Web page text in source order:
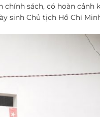
sách, có hoàn cảnh
sinh Chủ tịch Hồ Chí